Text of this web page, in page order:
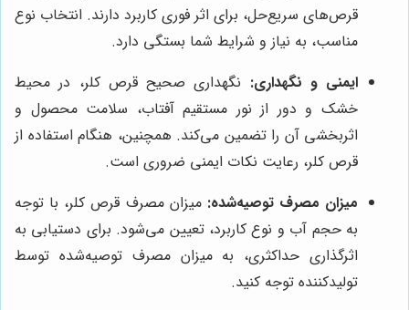
قرص‌های سریع‌حل، برای اثر فوری کاربرد دارند. انتخاب نوع
مناسب، به نیاز و شرایط شما بستگی دارد.
ایمنی و نگهداری: نگهداری صحیح قرص کلر، در محیط
خشک و دور از نور مستقیم آفتاب، سلامت محصول و
اثربخشی آن را تضمین می‌کند. همچنین، هنگام استفاده از
قرص کلر، رعایت نکات ایمنی ضروری است.
میزان مصرف توصیه‌شده: میزان مصرف قرص کلر، با توجه
به حجم آب و نوع کاربرد، تعیین می‌شود. برای دستیابی به
اثرگذاری حداکثری، به میزان مصرف توصیه‌شده توسط
تولیدکننده توجه کنید.